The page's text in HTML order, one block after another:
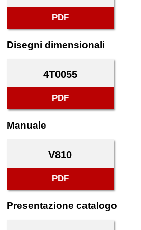
PDF
Disegni dimensionali
4T0055
PDF
Manuale
V810
PDF
Presentazione catalogo